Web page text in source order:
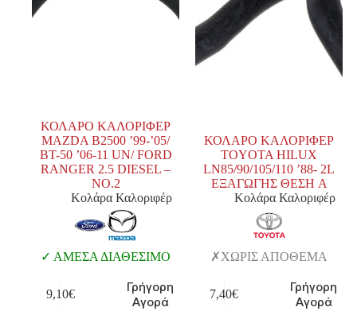
ΚΟΛΑΡΟ ΚΑΛΟΡΙΦΕΡ
MAZDA B2500 ’99-’05/
BT-50 ’06-11 UN/ FORD
RANGER 2.5 DIESEL –
NO.2
Κολάρα Καλοριφέρ
ΑΜΕΣΑ ΔΙΑΘΕΣΙΜΟ
9,10€
Γρήγορη
Αγορά
ΚΟΛΑΡΟ ΚΑΛΟΡΙΦΕΡ
TOYOTA HILUX
LN85/90/105/110 ’88- 2L
ΕΞΑΓΩΓΗΣ ΘΕΣΗ A
Κολάρα Καλοριφέρ
ΧΩΡΙΣ ΑΠΟΘΕΜΑ
7,40€
Γρήγορη
Αγορά